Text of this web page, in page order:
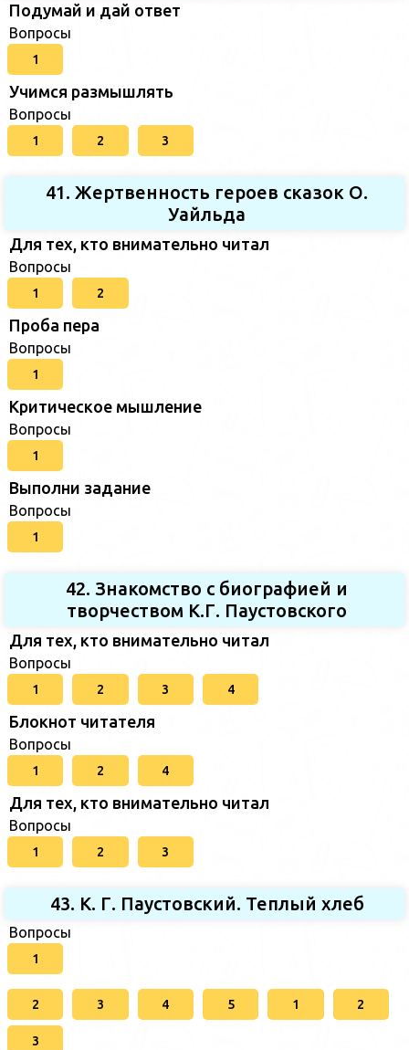
Подумай и дай ответ
Вопросы
1
Учимся размышлять
Вопросы
1 2 3
41. Жертвенность героев сказок О.
Уайльда
Для тех, кто внимательно читал
Вопросы
1 2
Проба пера
Вопросы
1
Критическое мышление
Вопросы
1
Выполни задание
Вопросы
1
42. Знакомство с биографией и
творчеством К.Г. Паустовского
Для тех, кто внимательно читал
Вопросы
1 2 3 4
Блокнот читателя
Вопросы
1 2 4
Для тех, кто внимательно читал
Вопросы
1 2 3
43. К. Г. Паустовский. Теплый хлеб
Вопросы
1
2 3 4 5 1 2
3